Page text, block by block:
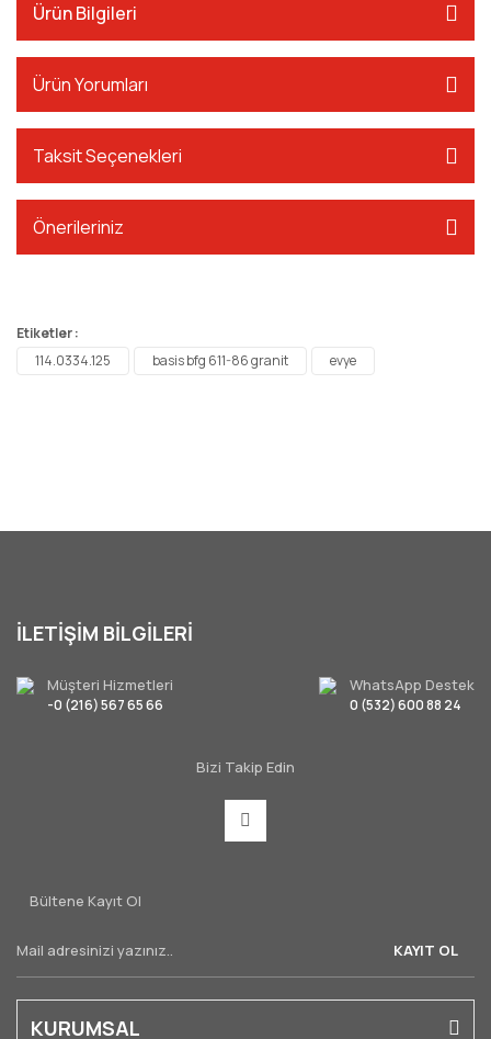
Ürün Bilgileri
Ürün Yorumları
Taksit Seçenekleri
Önerileriniz
Etiketler :
114.0334.125
basis bfg 611-86 granit evye
İLETİŞİM BİLGİLERİ
Müşteri Hizmetleri
-0 (216) 567 65 66
WhatsApp Destek
0 (532) 600 88 24
Bizi Takip Edin
Bültene Kayıt Ol
KAYIT OL
KURUMSAL